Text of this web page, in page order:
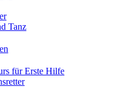
Tanz
für Erste Hilfe